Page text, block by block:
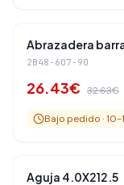
-19
Abrazadera barra
2B48-607-90
26.43€ 32.63€
Bajo pedido · 10-
-19
Aguja 4.0X212.5